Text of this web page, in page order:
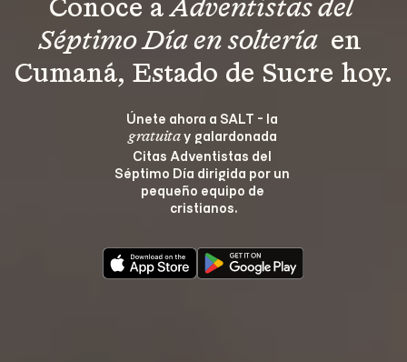
Conoce a Adventistas del
Séptimo Día en soltería en
Cumaná, Estado de Sucre hoy.
Únete ahora a SALT - la
gratuita y galardonada
Citas Adventistas del
Séptimo Día dirigida por un
pequeño equipo de
cristianos.